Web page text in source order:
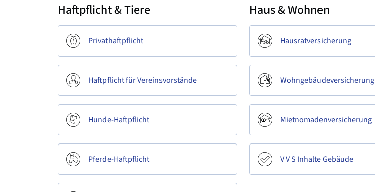
Haftpflicht & Tiere
Privathaftpflicht
Haftpflicht für Vereinsvorstände
Hunde-Haftpflicht
Pferde-Haftpflicht
Haus & Wohnen
Hausratversicherung
Wohngebäudeversicherung
Mietnomadenversicherung
V V S Inhalte Gebäude